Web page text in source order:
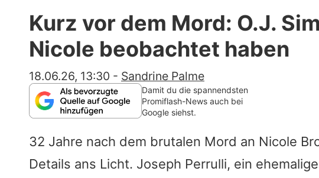
Nutzungsbedingungen
Utiq verwalten
Kurz vor dem Mord: O.J.
Nicole beobachtet haben
18.06.26, 13:30 - Sandrine Palme
Damit du die spannendsten
Promiflash-News auch bei
Google siehst.
32 Jahre nach dem brutalen Mord an Nicole
Details ans Licht. Joseph Perrulli, ein